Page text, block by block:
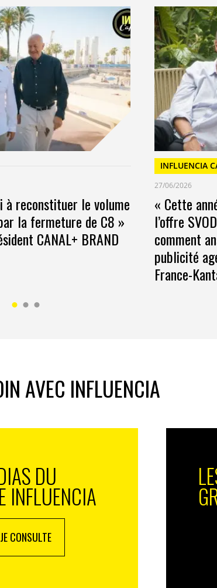
à reconstituer le volume
la fermeture de C8 »
CANAL+ BRAND
INFLUENCIA
27/06/2026
« Cette
l’offre
comment
publicité
France-
AVEC INFLUENCIA
DU
INFLUENCIA
JE CONSULTE